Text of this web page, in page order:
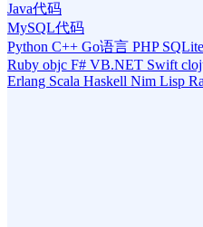
Java代码
MySQL代码
Python C++ Go语言 PHP SQLite
Ruby objc F# VB.NET Swift
Erlang Scala Haskell Nim Lisp